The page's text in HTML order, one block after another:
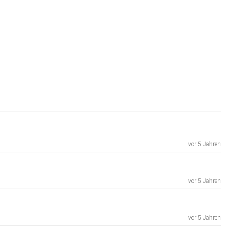
vor 5 Jahren
vor 5 Jahren
vor 5 Jahren